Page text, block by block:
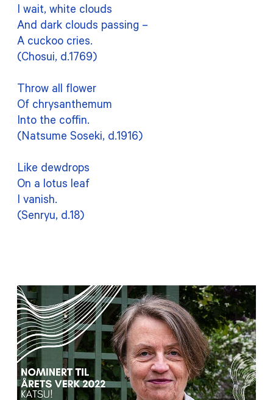
I wait, white clouds
And dark clouds passing –
A cuckoo cries.
(Chosui, d.1769)
Throw all flower
Of chrysanthemum
Into the coffin.
(Natsume Soseki, d.1916)
Like dewdrops
On a lotus leaf
I vanish.
(Senryu, d.18)